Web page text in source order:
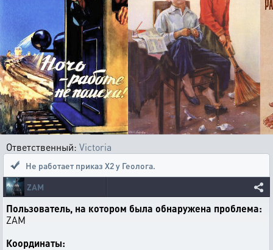
Ответственный: Victoria
Не работает приказ Х2 у Геолога.
ZAM
Пользователь, на котором была обнаружена проблема:
ZAM
Координаты: